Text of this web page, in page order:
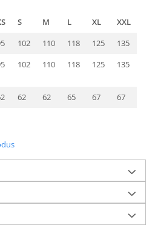
S M L XL
XXL
102 110 118 125
135
102 110 118 125 135
62 62 65 67 67